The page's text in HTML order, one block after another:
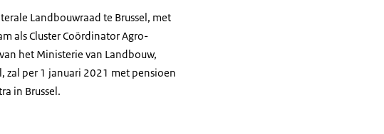
Landbouwraad te Brussel, met
als Cluster Coördinator Agro-
het Ministerie van Landbouw,
zal per 1 januari 2021 met pensioen
in Brussel.